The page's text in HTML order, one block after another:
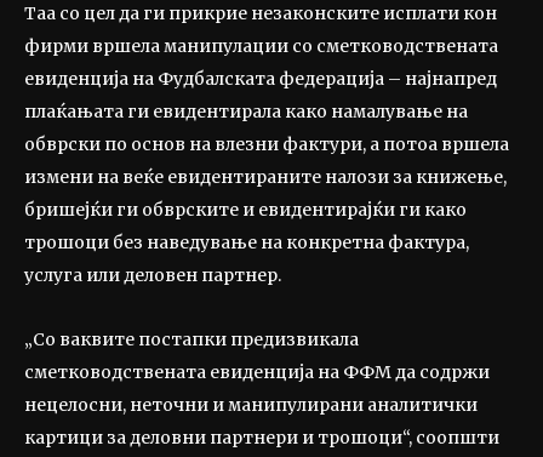
Таа со цел да ги прикрие незаконските исплати кон
фирми вршела манипулации со сметководствената
евиденција на Фудбалската федерација – најнапред
плаќањата ги евидентирала како намалување на
обврски по основ на влезни фактури, а потоа вршела
измени на веќе евидентираните налози за книжење,
бришејќи ги обврските и евидентирајќи ги како
трошоци без наведување на конкретна фактура,
услуга или деловен партнер.
„Со ваквите постапки предизвикала
сметководствената евиденција на ФФМ да содржи
нецелосни, неточни и манипулирани аналитички
картици за деловни партнери и трошоци“, соопшти